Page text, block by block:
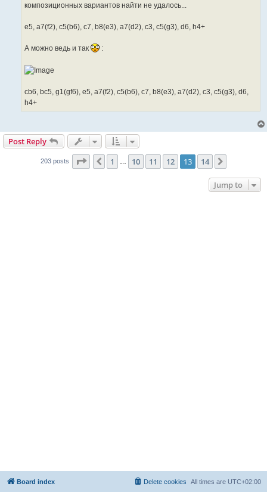
композиционных вариантов найти не удалось...
e5, a7(f2), c5(b6), c7, b8(e3), a7(d2), c3, c5(g3), d6, h4+
А можно ведь и так :
cb6, bc5, g1(gf6), e5, a7(f2), c5(b6), c7, b8(e3), a7(d2), c3, c5(g3), d6,
h4+
Post Reply
203 posts Page 13 14
Previous
1 10 11 12 13 14
Jump to
Board index All times are UTC+02:00
Delete cookies